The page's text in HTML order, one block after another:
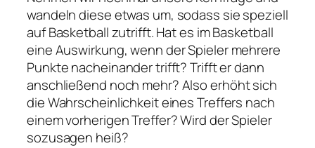
wandeln diese etwas um, sodass sie speziell
auf Basketball zutrifft. Hat es im Basketball
eine Auswirkung, wenn der Spieler mehrere
Punkte nacheinander trifft? Trifft er dann
anschließend noch mehr? Also erhöht sich
die Wahrscheinlichkeit eines Treffers nach
einem vorherigen Treffer? Wird der Spieler
sozusagen heiß?